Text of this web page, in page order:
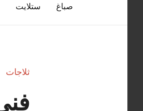
صباغ ستلايت
ثلاجات